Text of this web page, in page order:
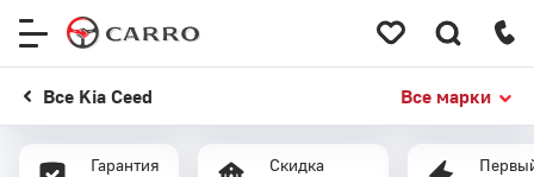
Все Kia Ceed Все марки
Гарантия
Скидка